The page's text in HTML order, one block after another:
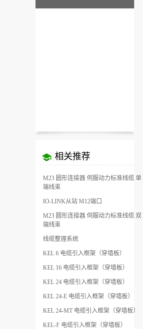
相关推荐
M23 圆形连接器 伺服动力标准线缆 单
端线束
IO-LINK从站 M12端口
M23 圆形连接器 伺服动力标准线缆 双
端线束
线缆整理系统
KEL 6 电缆引入框架（穿墙板）
KEL 16 电缆引入框架（穿墙板）
KEL 24 电缆引入框架（穿墙板）
KEL 24-E 电缆引入框架（穿墙板）
KEL 24-MT 电缆引入框架（穿墙板）
KEL-F 电缆引入框架（穿墙板）